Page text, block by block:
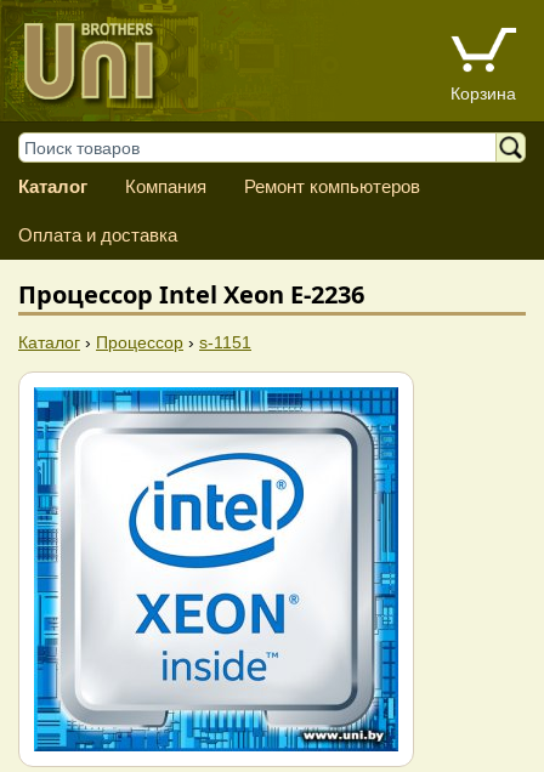
Корзина
Каталог Компания Ремонт компьютеров
Оплата и доставка
Процессор Intel Xeon E-2236
Каталог › Процессор › s-1151